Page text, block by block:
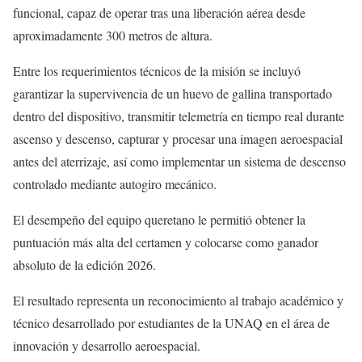
funcional, capaz de operar tras una liberación aérea desde
aproximadamente 300 metros de altura.
Entre los requerimientos técnicos de la misión se incluyó
garantizar la supervivencia de un huevo de gallina transportado
dentro del dispositivo, transmitir telemetría en tiempo real durante
ascenso y descenso, capturar y procesar una imagen aeroespacial
antes del aterrizaje, así como implementar un sistema de descenso
controlado mediante autogiro mecánico.
El desempeño del equipo queretano le permitió obtener la
puntuación más alta del certamen y colocarse como ganador
absoluto de la edición 2026.
El resultado representa un reconocimiento al trabajo académico y
técnico desarrollado por estudiantes de la UNAQ en el área de
innovación y desarrollo aeroespacial.